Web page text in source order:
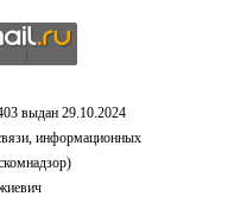
выдан 29.10.2024
информационных